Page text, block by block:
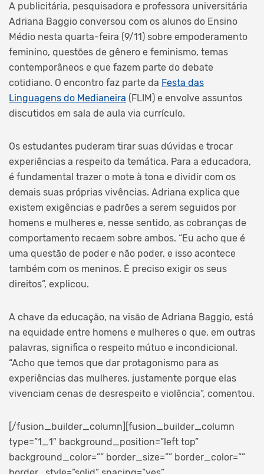
A publicitária, pesquisadora e professora universitária
Adriana Baggio conversou com os alunos do Ensino
Médio nesta quarta-feira (9/11) sobre empoderamento
feminino, questões de gênero e feminismo, temas
contemporâneos e que fazem parte do debate
cotidiano. O encontro faz parte da Festa das
Linguagens do Medianeira (FLIM) e envolve assuntos
discutidos em sala de aula via currículo.
Os estudantes puderam tirar suas dúvidas e trocar
experiências a respeito da temática. Para a educadora,
é fundamental trazer o mote à tona e dividir com os
demais suas próprias vivências. Adriana explica que
existem exigências e padrões a serem seguidos por
homens e mulheres e, nesse sentido, as cobranças de
comportamento recaem sobre ambos. “Eu acho que é
uma questão de poder e não poder, e isso acontece
também com os meninos. É preciso exigir os seus
direitos”, explicou.
A chave da educação, na visão de Adriana Baggio, está
na equidade entre homens e mulheres o que, em outras
palavras, significa o respeito mútuo e incondicional.
“Acho que temos que dar protagonismo para as
experiências das mulheres, justamente porque elas
vivenciam cenas de desrespeito e violência”, comentou.
[/fusion_builder_column][fusion_builder_column
type=”1_1″ background_position=”left top”
background_color=”” border_size=”” border_color=””